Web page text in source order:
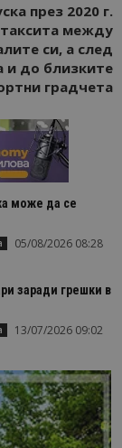
през 2020 г.
между
си, а след
и до близките
градчета
може да се
05/08/2026 08:28
заради грешки в
13/07/2026 09:02